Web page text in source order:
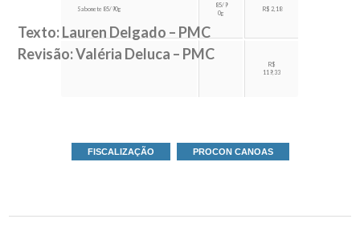
Sabonete 85/90g
85/9
0g
R$ 2,18
R$
119,33
Texto: Lauren Delgado – PMC
Revisão: Valéria Deluca – PMC
FISCALIZAÇÃO PROCON CANOAS